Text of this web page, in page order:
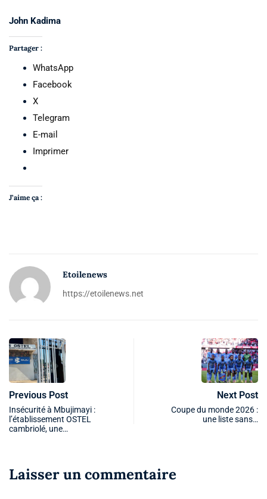
John Kadima
Partager :
WhatsApp
Facebook
X
Telegram
E-mail
Imprimer
J’aime ça :
Etoilenews
https://etoilenews.net
Previous Post
Insécurité à Mbujimayi :
l’établissement OSTEL
cambriolé, une…
Next Post
Coupe du monde 2026 :
une liste sans…
Laisser un commentaire